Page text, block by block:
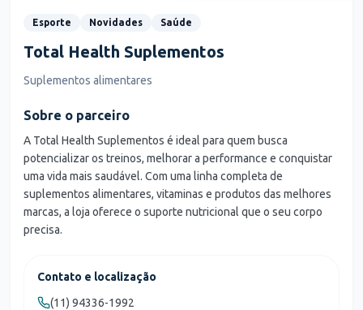
Esporte Novidades Saúde
Total Health Suplementos
Suplementos alimentares
Sobre o parceiro
A Total Health Suplementos é ideal para quem busca
potencializar os treinos, melhorar a performance e conquistar
uma vida mais saudável. Com uma linha completa de
suplementos alimentares, vitaminas e produtos das melhores
marcas, a loja oferece o suporte nutricional que o seu corpo
precisa.
Contato e localização
(11) 94336-1992